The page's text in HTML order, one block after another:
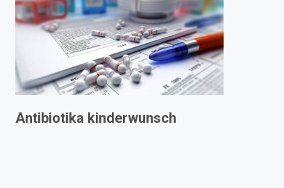
Antibiotika kinderwunsch